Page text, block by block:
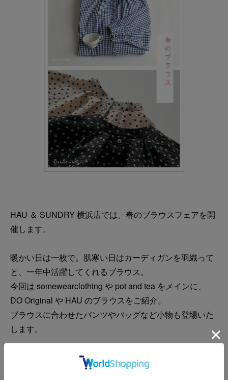
HAU ＆ SUNDRY 横浜店では、春のブラウスフェアを開
催します。
暖かい日は一枚で。肌寒い日はカーディガンを羽織って
と、一年中活躍してくれるブラウス。
今回は somewearclothing や pot and tea をメインに、
DO Original や HAU のブラウスをご紹介。
ブラウスに合わせたパンツやバッグなど小物も登場いた
します。
また、somewearclothing、pot and tea からは、貴重な過
去のアーカイブや1点ものなども登場。